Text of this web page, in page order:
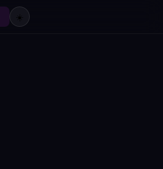
☀️